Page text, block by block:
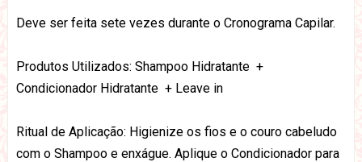
Deve ser feita sete vezes durante o Cronograma Capilar.
Produtos Utilizados: Shampoo Hidratante +
Condicionador Hidratante + Leave in
Ritual de Aplicação: Higienize os fios e o couro cabeludo
com o Shampoo e enxágue. Aplique o Condicionador para